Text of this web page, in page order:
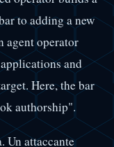
to adding a new
agent operator
and
Here, the bar
authorship".
Un attaccante